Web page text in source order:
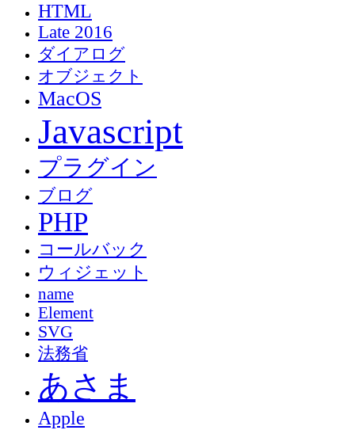
HTML
Late 2016
ダイアログ
オブジェクト
MacOS
Javascript
プラグイン
ブログ
PHP
コールバック
ウィジェット
name
Element
SVG
法務省
あさま
Apple